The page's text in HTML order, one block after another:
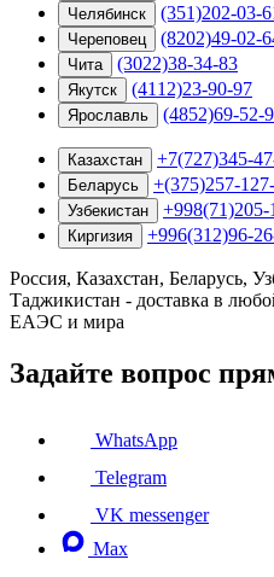
Челябинск (351)202-03-
Череповец (8202)49-02-
Чита (3022)38-34-83
Якутск (4112)23-90-97
Ярославль (4852)69-52-
Казахстан +7(727)345-
Беларусь +(375)257-
Узбекистан +998(71)205-
Киргизия +996(312)96-
Россия, Казахстан, Беларусь,
Таджикистан - доставка в
ЕАЭС и мира
Задайте вопрос
WhatsApp
Telegram
VK messenger
Max